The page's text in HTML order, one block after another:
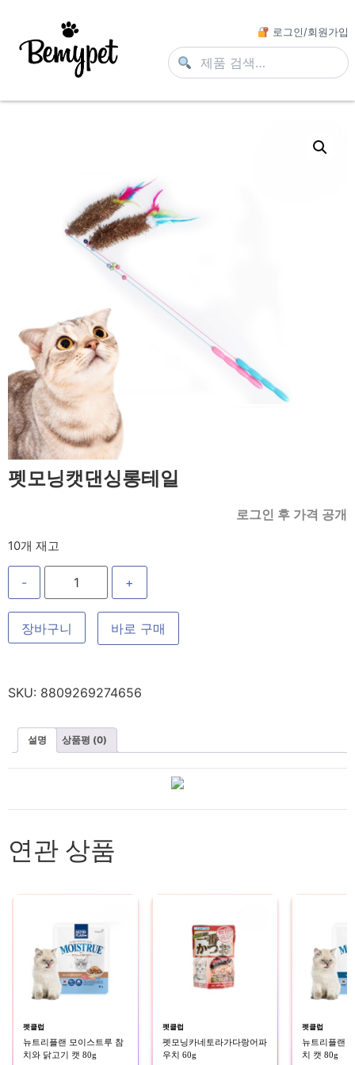
로그인/회원가입
펫모닝캣댄싱롱테일
로그인 후 가격 공개
10개 재고
- +
장바구니 바로 구매
SKU: 8809269274656
설명 상품평 (0)
연관 상품
펫클럽
뉴트리플랜 모이스트루 참
치와 닭고기 캣 80g
펫클럽
펫모닝카네토라가다랑어파
우치 60g
펫클럽
뉴트리플랜
치 캣 80g